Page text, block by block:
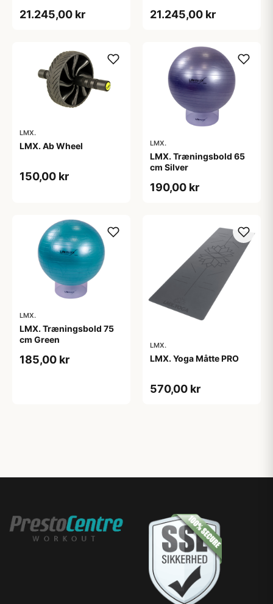
til både professionel og
21.245,00 kr
til både professionel og
21.245,00 kr
LMX.
LMX. Ab Wheel
150,00 kr
LMX.
LMX. Træningsbold 65
cm Silver
190,00 kr
LMX.
LMX. Træningsbold 75
cm Green
185,00 kr
LMX.
LMX. Yoga Måtte PRO
570,00 kr